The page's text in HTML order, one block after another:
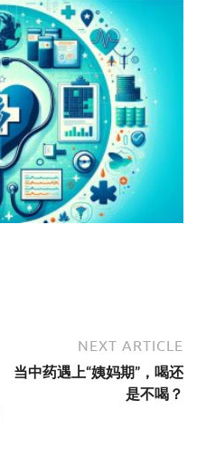
NEXT ARTICLE
当中药遇上“姨妈期”，喝还
是不喝？